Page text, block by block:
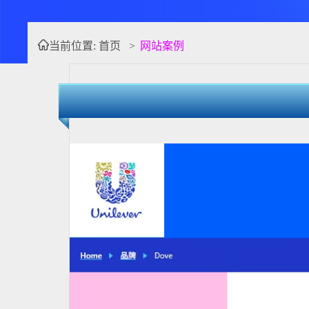
当前位置: 首页 > 网站案例